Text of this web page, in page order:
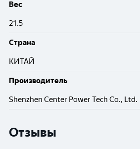
Вес
21.5
Cтрана
КИТАЙ
Производитель
Shenzhen Center Power Tech Co., Ltd.
Отзывы